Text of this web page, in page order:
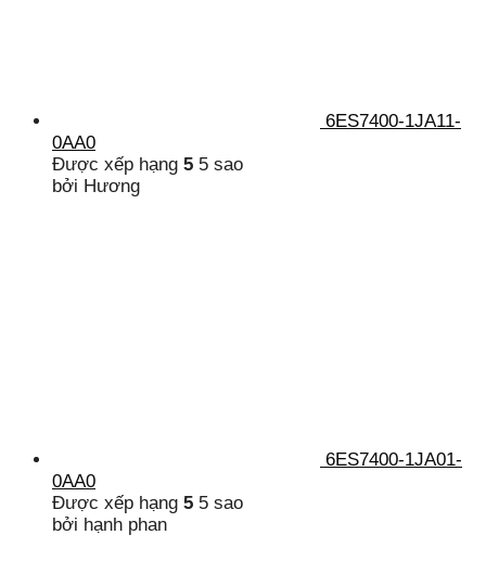
6ES7400-1JA11-
0AA0
Được xếp hạng 5 5 sao
bởi Hương
6ES7400-1JA01-
0AA0
Được xếp hạng 5 5 sao
bởi hạnh phan